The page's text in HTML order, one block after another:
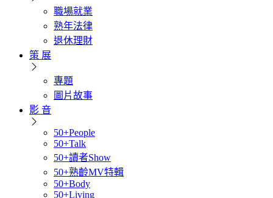
職場就業
熟年法律
退休理財
策 展
專題
圖片故事
影 音
50+People
50+Talk
50+讀者Show
50+熟齡MV特輯
50+Body
50+Living